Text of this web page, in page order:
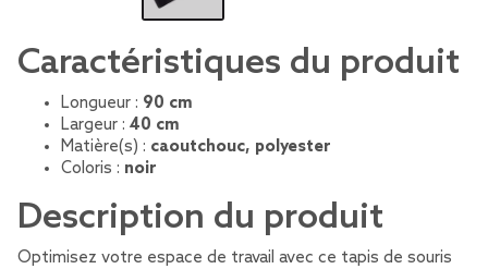
Caractéristiques du produit
Longueur : 90 cm
Largeur : 40 cm
Matière(s) : caoutchouc, polyester
Coloris : noir
Description du produit
Optimisez votre espace de travail avec ce tapis de souris